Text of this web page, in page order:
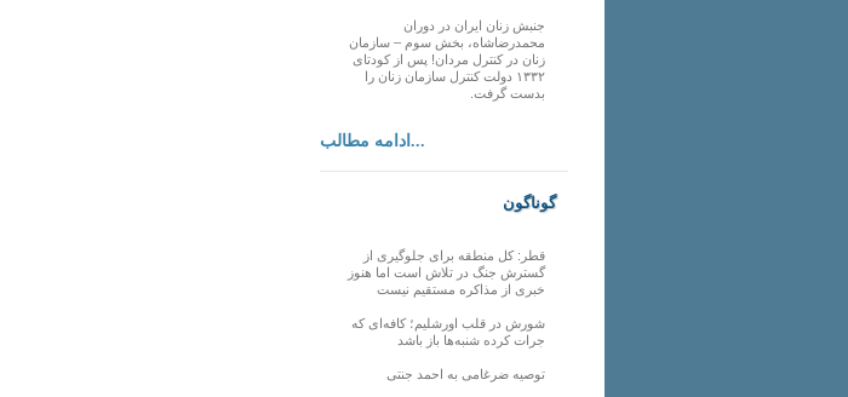
جنبش زنان ایران در دوران
محمدرضاشاه، بخش سوم – سازمان
زنان در کنترل مردان! پس از کودتای
۱۳۳۲ دولت کنترل سازمان زنان را
بدست گرفت.
ادامه مطالب...
گوناگون
قطر: کل منطقه برای جلوگیری از
گسترش جنگ در تلاش است اما هنوز
خبری از مذاکره مستقیم نیست
شورش در قلب اورشلیم؛ کافه‌ای که
جرات کرده شنبه‌ها باز باشد
توصیه ضرغامی به احمد جنتی